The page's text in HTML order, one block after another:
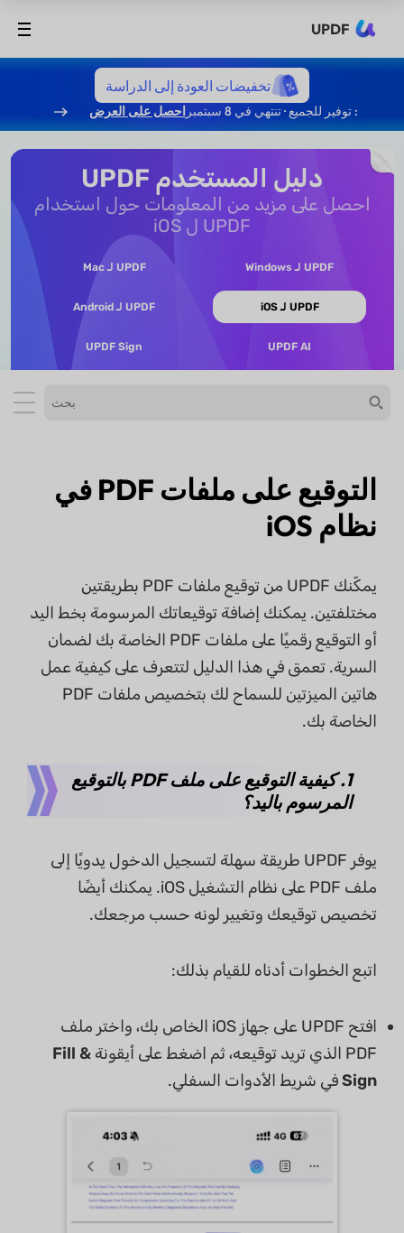
UPDF
تخفيضات العودة إلى الدراسة
: توفير للجميع · تنتهي في 8 سبتمبر احصل على العرض
دليل المستخدم UPDF
احصل على مزيد من المعلومات حول استخدام
UPDF ل iOS
UPDF لـ Windows UPDF لـ Mac
UPDF لـ iOS UPDF لـ Android
UPDF AI
UPDF Sign
التوقيع على ملفات PDF في
نظام iOS
يمكّنك UPDF من توقيع ملفات PDF بطريقتين
مختلفتين. يمكنك إضافة توقيعاتك المرسومة بخط اليد
أو التوقيع رقميًا على ملفات PDF الخاصة بك لضمان
السرية. تعمق في هذا الدليل لتتعرف على كيفية عمل
هاتين الميزتين للسماح لك بتخصيص ملفات PDF
الخاصة بك.
1. كيفية التوقيع على ملف PDF بالتوقيع
المرسوم باليد؟
يوفر UPDF طريقة سهلة لتسجيل الدخول يدويًا إلى
ملف PDF على نظام التشغيل iOS. يمكنك أيضًا
تخصيص توقيعك وتغيير لونه حسب مرجعك.
اتبع الخطوات أدناه للقيام بذلك:
افتح UPDF على جهاز iOS الخاص بك، واختر ملف
PDF الذي تريد توقيعه، ثم اضغط على أيقونة
Fill &
Signفي شريط الأدوات السفلي.